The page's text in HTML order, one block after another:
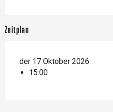
Zeitplan
der 17 Oktober 2026
15:00